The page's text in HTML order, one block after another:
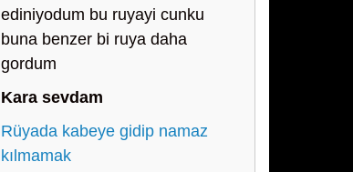
ediniyodum bu ruyayi cunku
buna benzer bi ruya daha
gordum
Kara sevdam
Rüyada kabeye gidip namaz
kılmamak